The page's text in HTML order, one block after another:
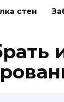
стен